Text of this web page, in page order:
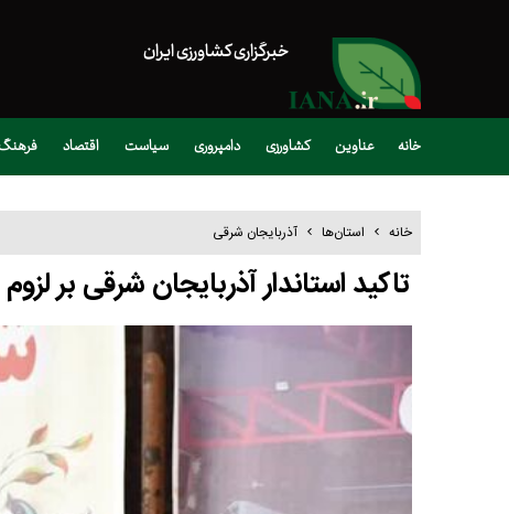
خبرگزاری کشاورزی ایران
خانه عناوین کشاورزی دامپروری سیاست اقتصاد
خانه استان‌ها آذربایجان شرقی
تاکید استاندار آذربایجان شرقی بر